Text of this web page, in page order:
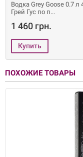
Водка Grey Goose 0.7
Грей Гуc по п
1 460 грн.
ПОХОЖИЕ ТОВАРЫ